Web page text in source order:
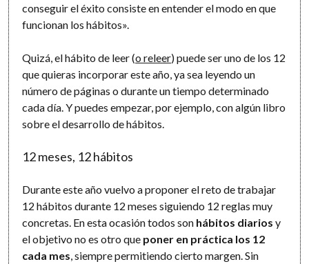
conseguir el éxito consiste en entender el modo en que
funcionan los hábitos».
Quizá, el hábito de leer (o releer) puede ser uno de los 12
que quieras incorporar este año, ya sea leyendo un
número de páginas o durante un tiempo determinado
cada día. Y puedes empezar, por ejemplo, con algún libro
sobre el desarrollo de hábitos.
12 meses, 12 hábitos
Durante este año vuelvo a proponer el reto de trabajar
12 hábitos durante 12 meses siguiendo 12 reglas muy
concretas. En esta ocasión todos son hábitos diarios y
el objetivo no es otro que poner en práctica los 12
cada mes , siempre permitiendo cierto margen. Sin